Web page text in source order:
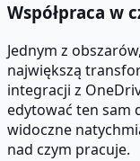
Współpraca w
Jednym z
największą
integracji z
edytować ten sam
widoczne
nad czym pracuje.